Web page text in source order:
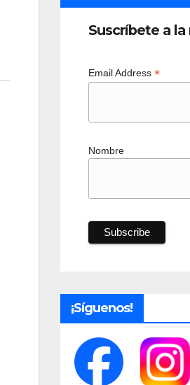
Suscríbete a la
Email Address *
Nombre
¡Síguenos!